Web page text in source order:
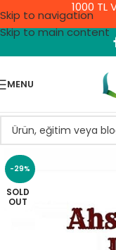
Skip to navigation
Skip to main content
1000 TL
MENU
-29%
SOLD
OUT